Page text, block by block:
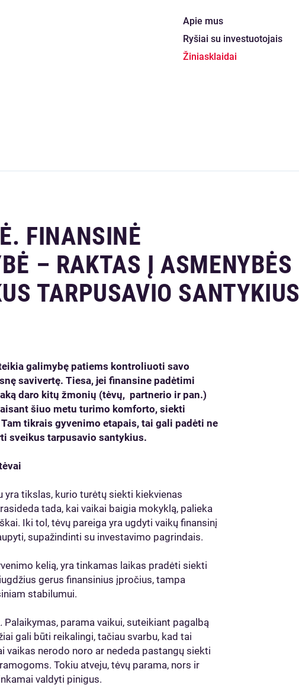
Apie mus
Ryšiai su investuotojais
Žiniasklaidai
FINANSINĖ
– RAKTAS Į ASMENYBĖS
TARPUSAVIO SANTYKIUS
galimybę patiems kontroliuoti savo
savivertę. Tiesa, jei finansine padėtimi
daro kitų žmonių (tėvų, partnerio ir pan.)
šiuo metu turimo komforto, siekti
tikrais gyvenimo etapais, tai gali padėti ne
sveikus tarpusavio santykius.
tikslas, kurio turėtų siekti kiekvienas
tada, kai vaikai baigia mokyklą, palieka
Iki tol, tėvų pareiga yra ugdyti vaikų finansinį
supažindinti su investavimo pagrindais.
kelią, yra tinkamas laikas pradėti siekti
gerus finansinius įpročius, tampa
stabilumui.
parama vaikui, suteikiant pagalbą
gali būti reikalingi, tačiau svarbu, kad tai
vaikas nerodo noro ar nededa pastangų siekti
Tokiu atveju, tėvų parama, nors ir
valdyti pinigus.